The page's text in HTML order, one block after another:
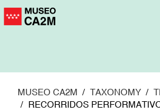
Pasar
MUSEO CA2M TAXONOMY
RECORRIDOS